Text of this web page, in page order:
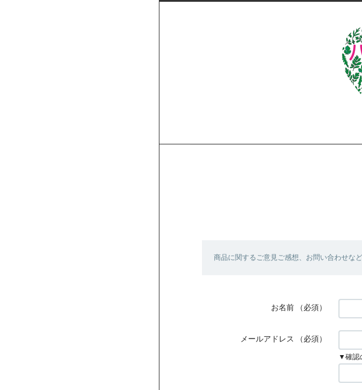
商品に関するご意見ご感想、お問い合わせな
お名前 （必須）
メールアドレス （必須）
▼確認